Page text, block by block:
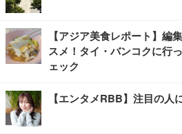
【アジア美食レポート】編
スメ！タイ・バンコクに行
ェック
【エンタメRBB】注目の人